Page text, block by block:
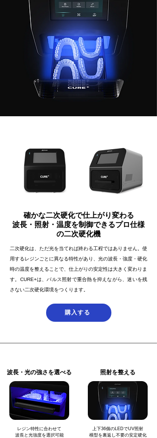
確かな二次硬化で仕上がり変わる
波長・照射・温度を制御できるプロ仕様
の二次硬化機
二次硬化は、ただ光を当てれば終わる工程ではありません。 使
用するレジンごとに異なる特性があり、 光の波長・強度・硬化
時の温度を整えることで、 仕上がりの安定性は大きく変わりま
す。 CURE+は、パルス照射で重合熱を抑えながら、迷いを残
さない二次硬化環境をつくります。
購入する
波長・光の強さを選べる
レジン特性に合わせて
波長と光強度を選択可能
照射を整える
上下36個のLEDでUV照射
模型を裏返し不要の安定硬化